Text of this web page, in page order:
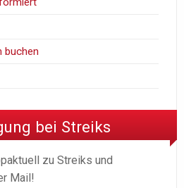
buchen
bei Streiks
zu Streiks und
Mail!